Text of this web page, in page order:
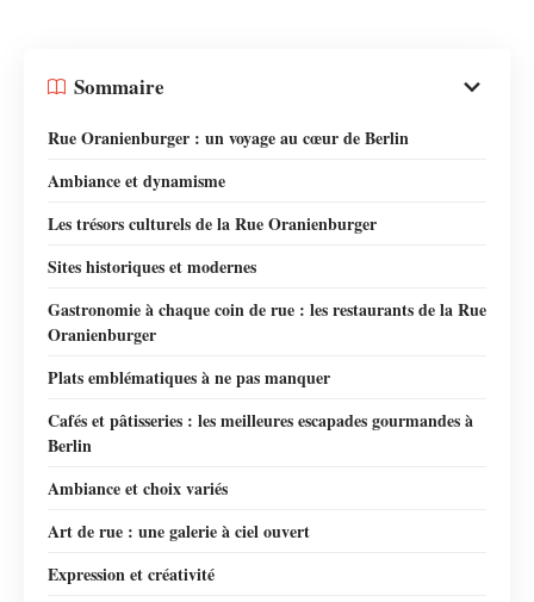
Sommaire
Rue Oranienburger : un voyage au cœur de Berlin
Ambiance et dynamisme
Les trésors culturels de la Rue Oranienburger
Sites historiques et modernes
Gastronomie à chaque coin de rue : les restaurants de la Rue
Oranienburger
Plats emblématiques à ne pas manquer
Cafés et pâtisseries : les meilleures escapades gourmandes à
Berlin
Ambiance et choix variés
Art de rue : une galerie à ciel ouvert
Expression et créativité